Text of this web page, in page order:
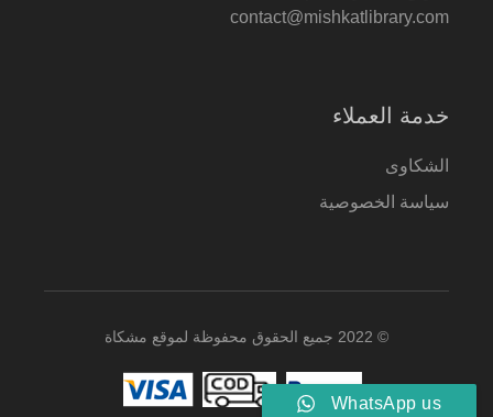
contact@mishkatlibrary.com
خدمة العملاء
الشكاوى
سياسة الخصوصية
© 2022 جميع الحقوق محفوظة لموقع مشكاة
WhatsApp us